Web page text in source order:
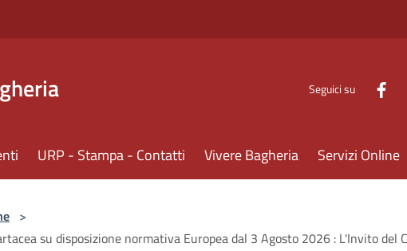
Seguici su
URP - Stampa - Contatti Vivere Bagheria Servizi Online
>
su disposizione normativa Europea dal 3 Agosto 2026 : L'Invito del